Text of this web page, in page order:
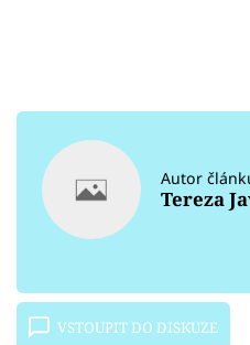
Autor
Tereza
VSTOUPIT DO DISKUZE